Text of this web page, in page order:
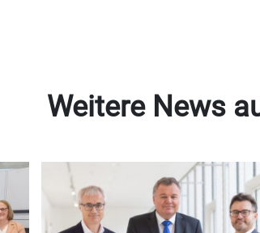
Weitere News